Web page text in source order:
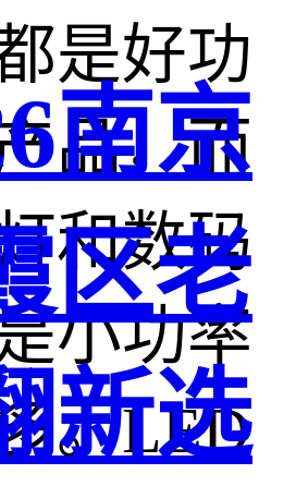
是好功
品，而
和数码
小功率
。LED
南京
区老
新选